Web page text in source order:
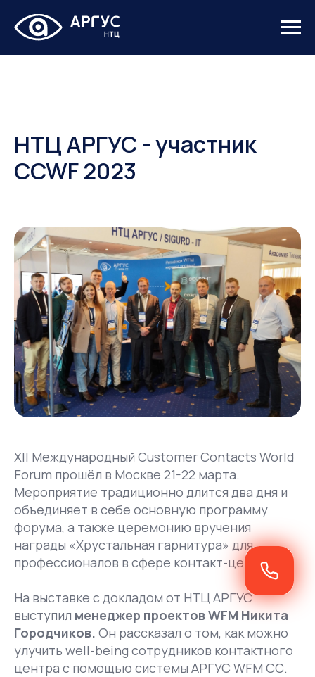
НТЦ АРГУС - участник
CCWF 2023
XII Международный Customer Contacts World
Forum прошёл в Москве 21-22 марта.
Мероприятие традиционно длится два дня и
объединяет в себе основную программу
форума, а также церемонию вручения
награды «Хрустальная гарнитура» для
профессионалов в сфере контакт-центров.
На выставке с докладом от НТЦ АРГУС
выступил менеджер проектов WFM Никита
Городчиков. Он рассказал о том, как можно
улучить well-being сотрудников контактного
центра с помощью системы АРГУС WFM СС.